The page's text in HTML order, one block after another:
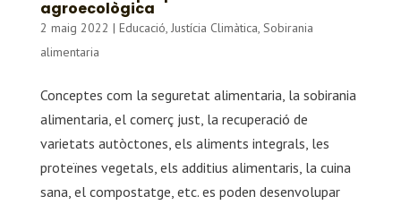
agroecològica
2 maig 2022 | Educació, Justícia Climàtica, Sobirania
alimentaria
Conceptes com la seguretat alimentaria, la sobirania
alimentaria, el comerç just, la recuperació de
varietats autòctones, els aliments integrals, les
proteïnes vegetals, els additius alimentaris, la cuina
sana, el compostatge, etc. es poden desenvolupar